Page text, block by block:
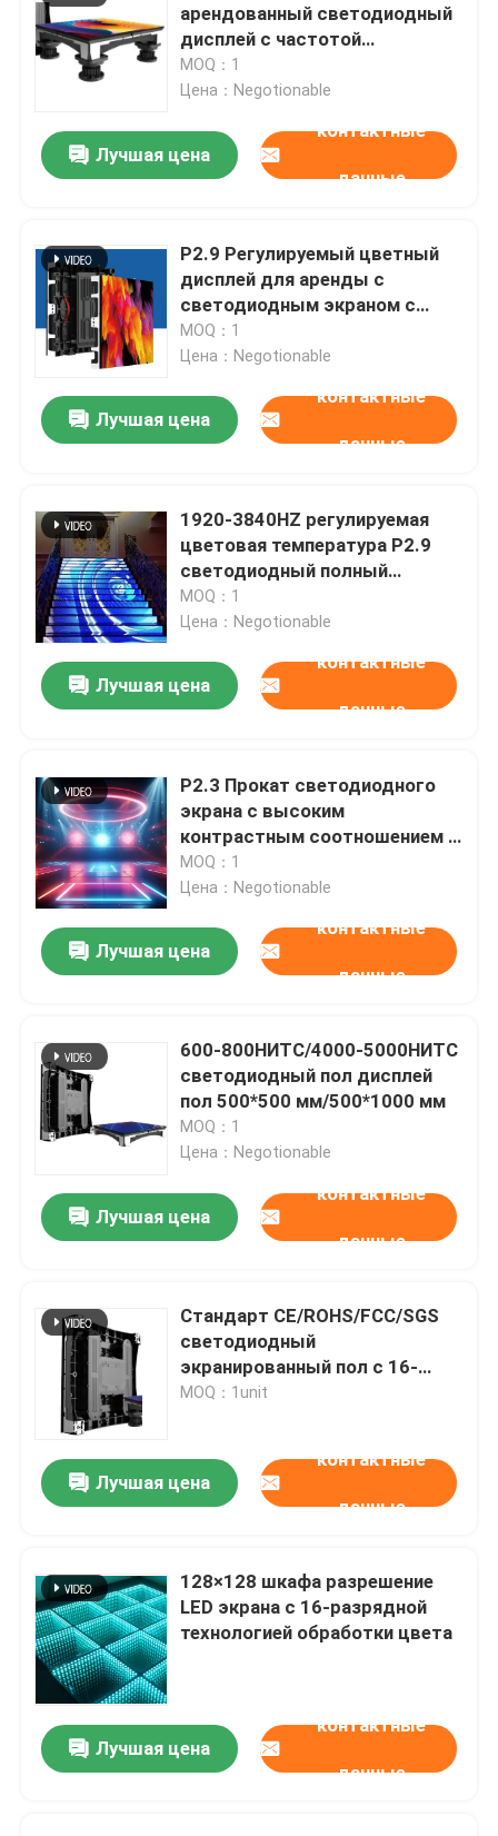
Домой
VR-шоу
О нас
Экскурсия по заводу
Контроль качества
Свяжитесь с нами
На открытом воздухе дисплей приведенный
Светодиодный прокатный дисплей
Арендный дисплей приведенный
Крытый экран дисплея СИД
Точный экран тангажа пиксела
Дисплей знамени СИД
арендованный светодиодный
дисплей с частотой
обновления 1920-3840 Гц
MOQ：1
Цена：Negotionable
Лучшая цена
контактные
данные
P2.9 Регулируемый цветный
дисплей для аренды с
светодиодным экраном с
углом обзора 160-160
градусов
MOQ：1
Цена：Negotionable
Лучшая цена
контактные
данные
1920-3840HZ регулируемая
цветовая температура P2.9
светодиодный полный
дисплей с 5000 1
контрастным соотношением
MOQ：1
Цена：Negotionable
Лучшая цена
контактные
данные
P2.3 Прокат светодиодного
экрана с высоким
контрастным соотношением и
14-20-битным масштабом
серости для вашего
MOQ：1
Цена：Negotionable
Лучшая цена
контактные
данные
600-800НИТС/4000-5000НИТС
светодиодный пол дисплей
пол 500*500 мм/500*1000 мм
MOQ：1
Цена：Negotionable
Лучшая цена
контактные
данные
Стандарт CE/ROHS/FCC/SGS
светодиодный
экранированный пол с 16-
разрядной цветовой
MOQ：1unit
Лучшая цена
контактные
данные
128×128 шкафа разрешение
LED экрана с 16-разрядной
технологией обработки цвета
Лучшая цена
контактные
данные